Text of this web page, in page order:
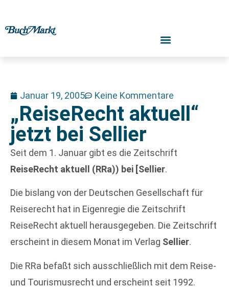
Januar 19, 2005 Keine Kommentare
„ReiseRecht aktuell“
jetzt bei Sellier
Seit dem 1. Januar gibt es die Zeitschrift
ReiseRecht aktuell (RRa)) bei [Sellier.
Die bislang von der Deutschen Gesellschaft für
Reiserecht hat in Eigenregie die Zeitschrift
ReiseRecht aktuell herausgegeben. Die Zeitschrift
erscheint in diesem Monat im Verlag Sellier.
Die RRa befaßt sich ausschließlich mit dem Reise-
und Tourismusrecht und erscheint seit 1992.